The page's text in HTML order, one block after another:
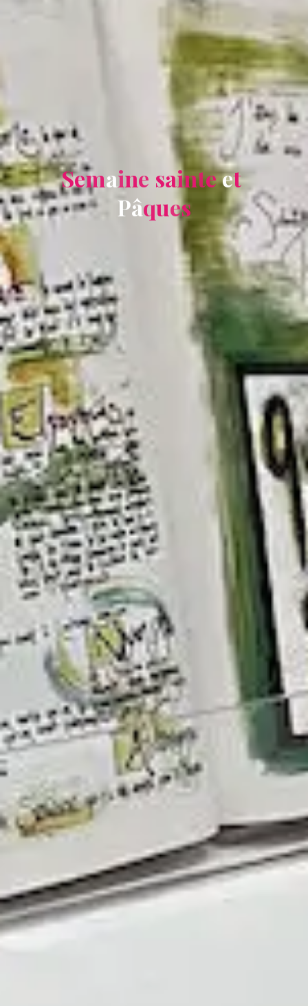
Semaine sainteet
Pâques